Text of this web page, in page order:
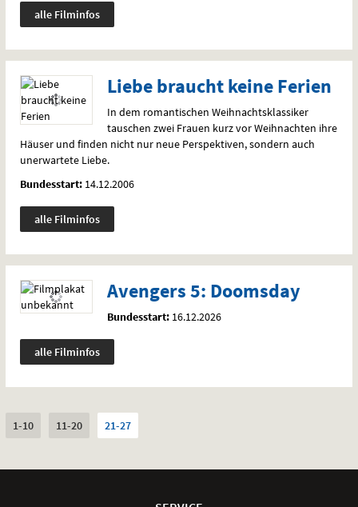
alle Filminfos
Liebe braucht keine Ferien
In dem romantischen Weihnachtsklassiker
tauschen zwei Frauen kurz vor Weihnachten ihre
Häuser und finden nicht nur neue Perspektiven, sondern auch
unerwartete Liebe.
Bundesstart: 14.12.2006
alle Filminfos
Avengers 5: Doomsday
Bundesstart: 16.12.2026
alle Filminfos
Weitere
1-10 11-20 21-27(ausgewählt)